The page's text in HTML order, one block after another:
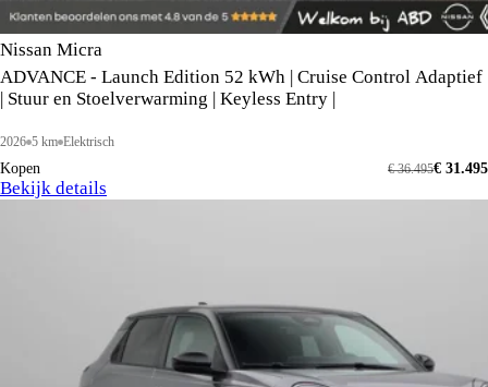
Nissan Micra
ADVANCE - Launch Edition 52 kWh | Cruise Control Adaptief
| Stuur en Stoelverwarming | Keyless Entry |
2026 5 km Elektrisch
Kopen € 31.495
€ 36.495
Bekijk details